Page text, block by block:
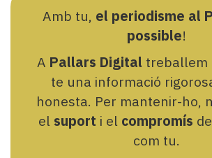
Amb tu, el periodisme al
possible!
A Pallars Digital treballem
te una informació
honesta. Per mantenir-ho,
el suport i el compromís
com tu.